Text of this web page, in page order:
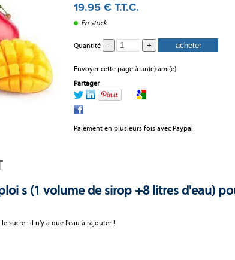
19.95 € T.T.C.
En stock
Quantité
Envoyer cette page à un(e) ami(e)
Partager
Paiement en plusieurs fois avec Paypal
s (1 volume de sirop +8 litres d'eau)
sucre : il n'y a que l'eau à rajouter !